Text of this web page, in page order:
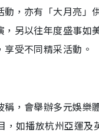
，亦有「大月亮」
另以往年度盛事
受不同精采活動。
，會舉辦多元娛樂
如播放杭州亞運